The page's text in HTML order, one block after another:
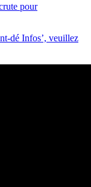
pour
dé Infos’, veuillez